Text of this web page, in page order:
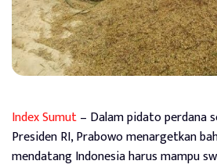
Index Sumut– Dalam pidato perdana
Presiden RI, Prabowo menargetkan
mendatang Indonesia harus mampu